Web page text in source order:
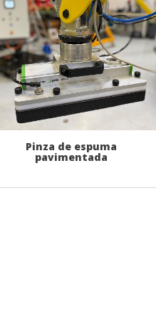
Pinza de espuma
pavimentada